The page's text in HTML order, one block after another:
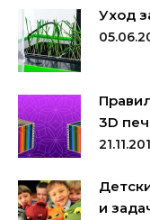
Уход
3D
и